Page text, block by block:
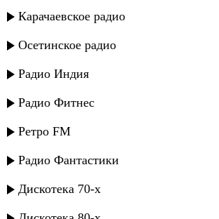
Карачаевское радио
Осетинское радио
Радио Индия
Радио Фитнес
Ретро FM
Радио Фантастики
Дискотека 70-х